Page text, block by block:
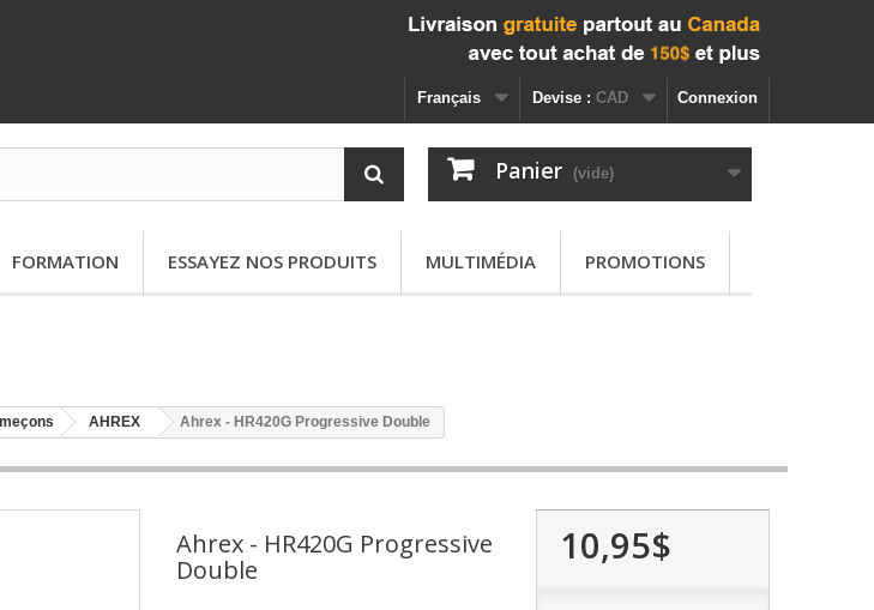
Connexion
Devise : CAD
Français
Panier (vide)
FORMATION ESSAYEZ NOS PRODUITS MULTIMÉDIA PROMOTIONS
AHREX Ahrex - HR420G Progressive Double
Ahrex - HR420G Progressive
Double
10,95$